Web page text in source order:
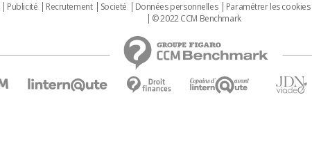
Publicité Recrutement Societé Données personnelles Paramétrer les cookies
© 2022 CCM Benchmark